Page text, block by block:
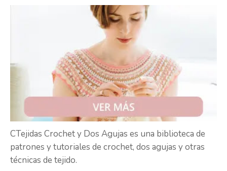
CTejidas Crochet y Dos Agujas es una biblioteca de
patrones y tutoriales de crochet, dos agujas y otras
técnicas de tejido.